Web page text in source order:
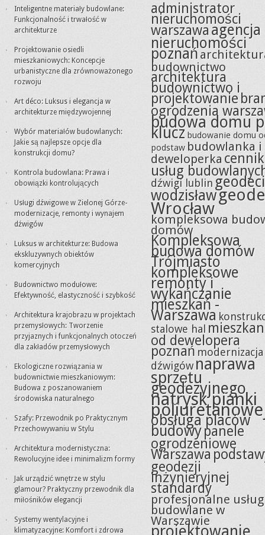
Inteligentne materiały budowlane:
Funkcjonalność i trwałość w
architekturze
Projektowanie osiedli
mieszkaniowych: Koncepcje
urbanistyczne dla zrównoważonego
rozwoju
Art déco: Luksus i elegancja w
architekturze międzywojennej
Wybór materiałów budowlanych:
Jakie są najlepsze opcje dla
konstrukcji domu?
Kontrola budowlana: Prawa i
obowiązki kontrolujących
Usługi dźwigowe w Zielonej Górze-
modernizacje, remonty i wynajem
dźwigów
Luksus w architekturze: Budowa
ekskluzywnych obiektów
komercyjnych
Budownictwo modułowe:
Efektywność, elastyczność i szybkość
Architektura krajobrazu w projektach
przemysłowych: Tworzenie
przyjaznych i funkcjonalnych otoczeń
dla zakładów przemysłowych
Ekologiczne rozwiązania w
budownictwie mieszkaniowym:
Budowa z poszanowaniem
środowiska naturalnego
Szafy: Przewodnik po Praktycznym
Przechowywaniu w Stylu
Architektura modernistyczna:
Rewolucyjne idee i minimalizm formy
Jak urządzić wnętrze w stylu
glamour? Praktyczny przewodnik dla
miłośników elegancji
Systemy wentylacyjne i
klimatyzacyjne: Komfort i zdrowa
administrator
nieruchomości
warszawaagencja
nieruchomości
poznań
budownictwo
architektura
budownictwo i
projektowanie
ogrodzenia
budowa domu
klucz budowanie domu
podstaw budowlanka i
deweloperka cennik
usług
dźwigi lublingeodeci
wodzisław
Wrocław
kompleksowa
domów
Kompleksowa
budowa domów
Trójmiasto
kompleksowe
remonty i
wykańczanie
mieszkań -
Warszawa
stalowe hal
od dewelopera
poznań modernizacja
dźwigów naprawa
sprzętu
geodezyjnego
natrysk pianki
obsługa placów
budowypanele
ogrodzeniowe
Warszawa
geodezji
inżynieryjnej
standardy
profesjonalne
budowlane w
Warszawie
projektowanie